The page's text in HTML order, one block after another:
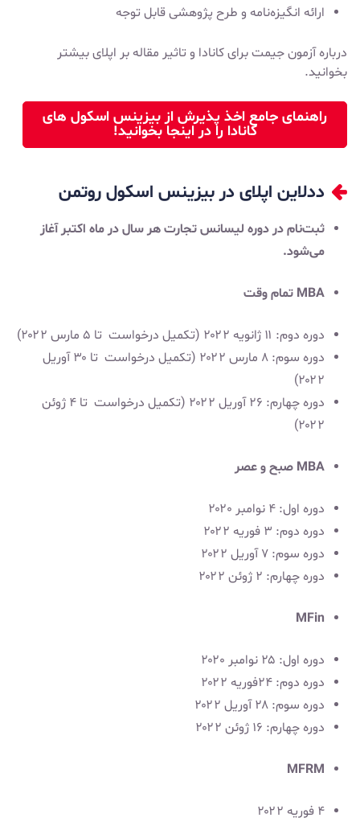
ارائه انگیزه‌نامه و طرح پژوهشی قابل توجه
دربارهآزمون جیمت برای کانادا و تاثیر مقاله بر اپلایبیشتر
بخوانید.
راهنمای جامع اخذ پذیرش از بیزینس اسکول های
کانادا را در اینجا بخوانید!
ددلاین اپلای در بیزینس اسکول روتمن
ثبت‌نام در دوره لیسانس تجارت هر سال در ماه اکتبر آغاز
می‌شود.
MBA تمام وقت
دوره دوم: ۱۱ ژانویه ۲۰۲۲ (تکمیل درخواست تا ۵ مارس ۲۰۲۲)
دوره سوم: ۸ مارس ۲۰۲۲ (تکمیل درخواست تا ۳۰ آوریل
۲۰۲۲)
دوره چهارم: ۲۶ آوریل ۲۰۲۲ (تکمیل درخواست تا ۴ ژوئن
۲۰۲۲)
MBA صبح و عصر
دوره اول: ۴ نوامبر ۲۰۲۰
دوره دوم: ۳ فوریه ۲۰۲۲
دوره سوم: ۷ آوریل ۲۰۲۲
دوره چهارم: ۲ ژوئن ۲۰۲۲
MFin
دوره اول: ۲۵ نوامبر ۲۰۲۰
دوره دوم: ۲۴فوریه ۲۰۲۲
دوره سوم: ۲۸ آوریل ۲۰۲۲
دوره چهارم: ۱۶ ژوئن ۲۰۲۲
MFRM
۴ فوریه ۲۰۲۲